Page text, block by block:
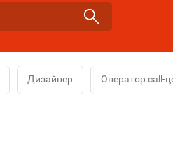
Дизайнер Оператор call-